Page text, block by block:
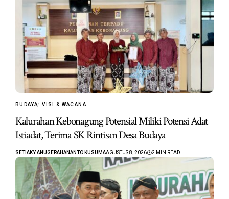
BUDAYA VISI & WACANA
Kalurahan Kebonagung Potensial Miliki Potensi Adat
Istiadat, Terima SK Rintisan Desa Budaya
SETIAKY ANUGERAHANANTO KUSUMAAGUSTUS 8, 2026 2 MIN READ